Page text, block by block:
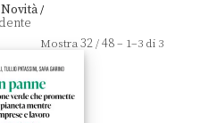
Novità/
Mostra32/48– 1–3 di 3